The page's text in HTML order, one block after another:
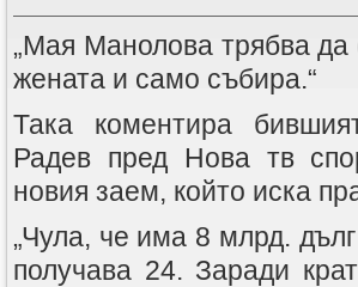
„Мая Манолова трябва
жената и само събира.“
Така коментира
Радев пред Нова тв
новия заем, който иска
„Чула, че има 8 млрд.
получава 24. Заради